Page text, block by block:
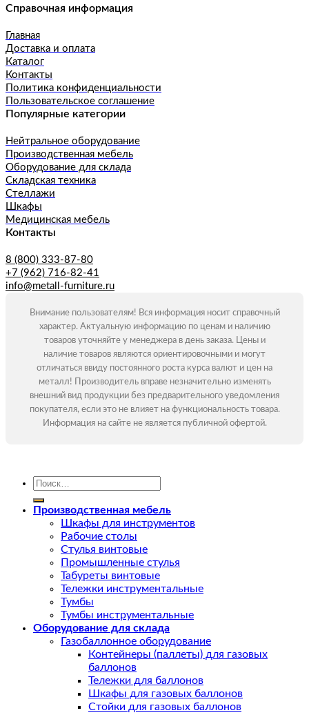
Справочная информация
Главная
Доставка и оплата
Каталог
Контакты
Политика конфиденциальности
Пользовательское соглашение
Популярные категории
Нейтральное оборудование
Производственная мебель
Оборудование для склада
Складская техника
Стеллажи
Шкафы
Медицинская мебель
Контакты
8 (800) 333-87-80
+7 (962) 716-82-41
info@metall-furniture.ru
Внимание пользователям! Вся информация носит справочный
характер. Актуальную информацию по ценам и наличию
товаров уточняйте у менеджера в день заказа. Цены и
наличие товаров являются ориентировочными и могут
отличаться ввиду постоянного роста курса валют и цен на
металл! Производитель вправе незначительно изменять
внешний вид продукции без предварительного уведомления
покупателя, если это не влияет на функциональность товара.
Информация на сайте не является публичной офертой.
Искать:
Производственная мебель
Шкафы для инструментов
Рабочие столы
Стулья винтовые
Промышленные стулья
Табуреты винтовые
Тележки инструментальные
Тумбы
Тумбы инструментальные
Оборудование для склада
Газобаллонное оборудование
Контейнеры (паллеты) для газовых
баллонов
Тележки для баллонов
Шкафы для газовых баллонов
Стойки для газовых баллонов